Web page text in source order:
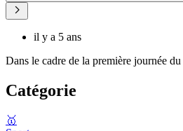
il y a 5 ans
Dans le cadre de la première journée
Catégorie
🥇